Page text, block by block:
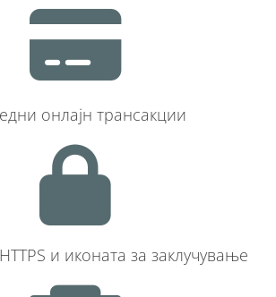
онлајн трансакции
и иконата за заклучување